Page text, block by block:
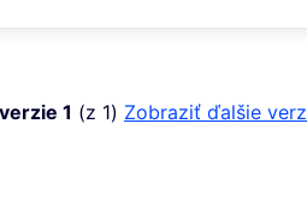
1 (z 1) zobraziť ďalšie